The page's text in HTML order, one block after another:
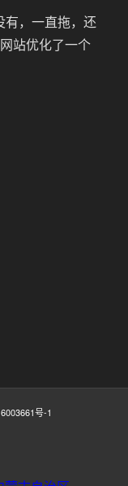
有，一直拖，还
站优化了一个
号-1